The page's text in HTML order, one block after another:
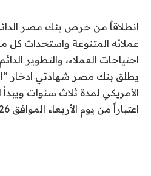
انطلاقاً من حرص بنك مصر
عملائه المتنوعة واستحداث كل
احتياجات العملاء، والتطوير
يطلق بنك مصر شهادتي ادخار
الأمريكي لمدة ثلاث سنوات
اعتباراً من يوم الأربعاء الموافق 26 يوليو 2023